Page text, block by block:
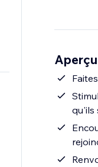
qu'ils